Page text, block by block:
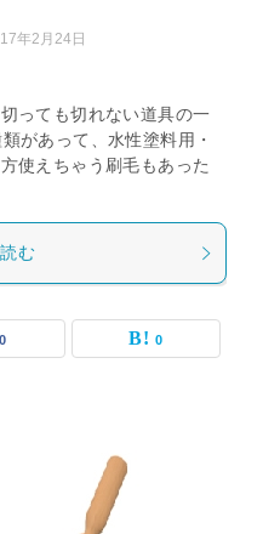
年2月24日
っても切れない道具の一
あって、水性塗料用・
使えちゃう刷毛もあった
む
0 0